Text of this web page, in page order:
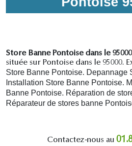
Store Banne Pontoise dans le
située sur Pontoise dans le 95000.
Store Banne Pontoise. Depannage
Installation Store Banne Pontoise.
Banne Pontoise. Réparation de
Réparateur de stores banne
Contactez-nous au